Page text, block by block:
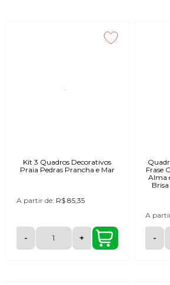
Kit 3 Quadros Decorativos
Praia Pedras Prancha e Mar
A partir de: R$ 85,35
- +
Frase
Alma
A
-